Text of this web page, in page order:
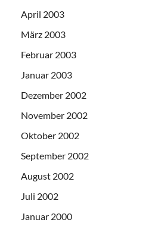
April 2003
März 2003
Februar 2003
Januar 2003
Dezember 2002
November 2002
Oktober 2002
September 2002
August 2002
Juli 2002
Januar 2000